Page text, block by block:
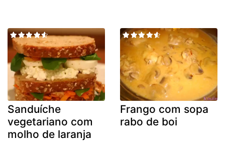
Sanduíche
vegetariano com
molho de laranja
Frango com sopa
rabo de boi